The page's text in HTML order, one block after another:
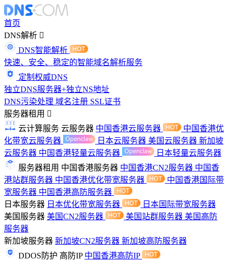
首页
DNS解析
DNS智能解析
快速、安全、稳定的智能域名解析服务
定制权威DNS
独立DNS服务器+独立NS地址
DNS污染处理 域名注册 SSL证书
服务器租用
云计算服务 云服务器 中国香港云服务器
中国香港优
化带宽云服务器
日本云服务器 美国云服务器 新加坡
云服务器 中国香港轻量云服务器
日本轻量云服务器
服务器租用 中国香港服务器 中国香港CN2服务器 中国香
港站群服务器 中国香港优化带宽服务器
中国香港国际带
宽服务器 中国香港高防服务器
日本服务器 日本优化带宽服务器
日本国际带宽服务器
美国服务器 美国CN2服务器 美国站群服务器 美国高防
服务器
新加坡服务器 新加坡CN2服务器 新加坡高防服务器
DDOS防护 高防IP 中国香港高防IP